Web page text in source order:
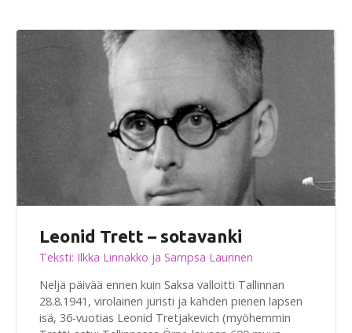
Leonid Trett – sotavanki
Teksti: Ilkka Linnakko ja Sampsa Laurinen
Neljä päivää ennen kuin Saksa valloitti Tallinnan
28.8.1941, virolainen juristi ja kahden pienen lapsen
isä, 36-vuotias Leonid Tretjakevich (myöhemmin